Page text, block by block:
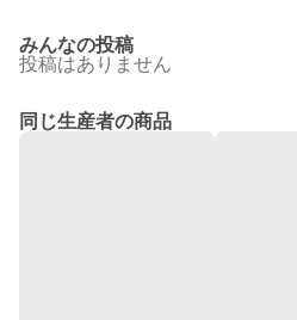
みんなの投稿
投稿はありません
同じ生産者の商品